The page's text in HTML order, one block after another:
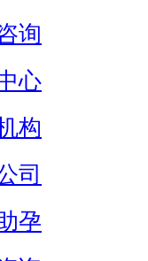
询
心
构
司
孕